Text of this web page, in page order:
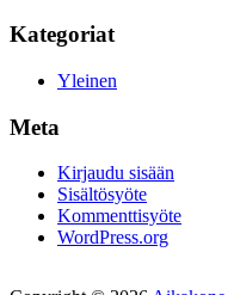
Kategoriat
Yleinen
Meta
Kirjaudu sisään
Sisältösyöte
Kommenttisyöte
WordPress.org